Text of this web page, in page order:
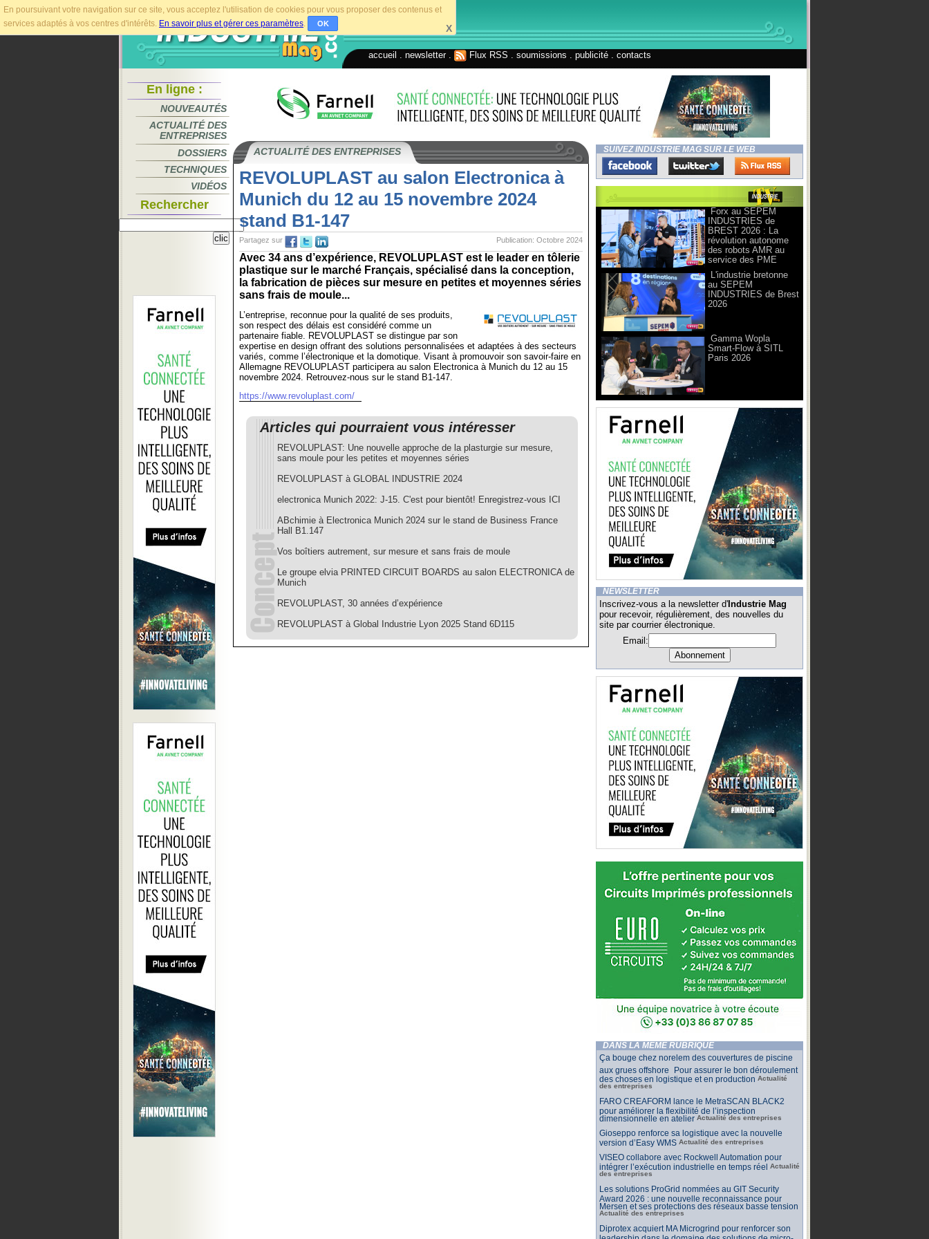
En poursuivant votre navigation sur ce site, vous acceptez l'utilisation de cookies pour vous proposer des contenus et
services adaptés à vos centres d'intérêts. En savoir plus et gérer ces paramètres. OK X
accueil newsletter. Flux RSS soumissions publicité contacts
En ligne :
NOUVEAUTÉS
ACTUALITÉ DES
ENTREPRISES
DOSSIERS
TECHNIQUES
VIDÉOS
Rechercher
ACTUALITÉ DES ENTREPRISES
REVOLUPLAST au salon Electronica à
Munich du 12 au 15 novembre 2024
stand B1-147
Publication: Octobre 2024
Partagez sur
Avec 34 ans d’expérience, REVOLUPLAST est le leader en tôlerie
plastique sur le marché Français, spécialisé dans la conception,
la fabrication de pièces sur mesure en petites et moyennes séries
sans frais de moule...
L’entreprise, reconnue pour la qualité de ses produits,
son respect des délais est considéré comme un
partenaire fiable. REVOLUPLAST se distingue par son
expertise en design offrant des solutions personnalisées et adaptées à des secteurs
variés, comme l’électronique et la domotique. Visant à promouvoir son savoir-faire en
Allemagne REVOLUPLAST participera au salon Electronica à Munich du 12 au 15
novembre 2024. Retrouvez-nous sur le stand B1-147.
https://www.revoluplast.com/
Articles qui pourraient vous intéresser
REVOLUPLAST: Une nouvelle approche de la plasturgie sur mesure,
sans moule pour les petites et moyennes séries
REVOLUPLAST à GLOBAL INDUSTRIE 2024
electronica Munich 2022: J-15. C'est pour bientôt! Enregistrez-vous ICI
ABchimie à Electronica Munich 2024 sur le stand de Business France
Hall B1.147
Vos boîtiers autrement, sur mesure et sans frais de moule
Le groupe elvia PRINTED CIRCUIT BOARDS au salon ELECTRONICA de
Munich
REVOLUPLAST, 30 années d’expérience
REVOLUPLAST à Global Industrie Lyon 2025 Stand 6D115
SUIVEZ INDUSTRIE MAG SUR LE WEB
Forx au SEPEM
INDUSTRIES de
BREST 2026 : La
révolution autonome
des robots AMR au
service des PME
L'industrie bretonne
au SEPEM
INDUSTRIES de Brest
2026
Gamma Wopla
Smart-Flow à SITL
Paris 2026
NEWSLETTER
Inscrivez-vous a la newsletter d' Industrie Mag
pour recevoir, régulièrement, des nouvelles du
site par courrier électronique.
Email:
DANS LA MÊME RUBRIQUE
Ça bouge chez norelem des couvertures de piscine
aux grues offshore Pour assurer le bon déroulement
des choses en logistique et en production Actualité
des entreprises
FARO CREAFORM lance le MetraSCAN BLACK2
pour améliorer la flexibilité de l’inspection
dimensionnelle en atelier Actualité des entreprises
Gioseppo renforce sa logistique avec la nouvelle
version d’Easy WMS Actualité des entreprises
VISEO collabore avec Rockwell Automation pour
intégrer l’exécution industrielle en temps réel Actualité
des entreprises
Les solutions ProGrid nommées au GIT Security
Award 2026 : une nouvelle reconnaissance pour
Mersen et ses protections des réseaux basse tension
Actualité des entreprises
Diprotex acquiert MA Microgrind pour renforcer son
leadership dans le domaine des solutions de micro-